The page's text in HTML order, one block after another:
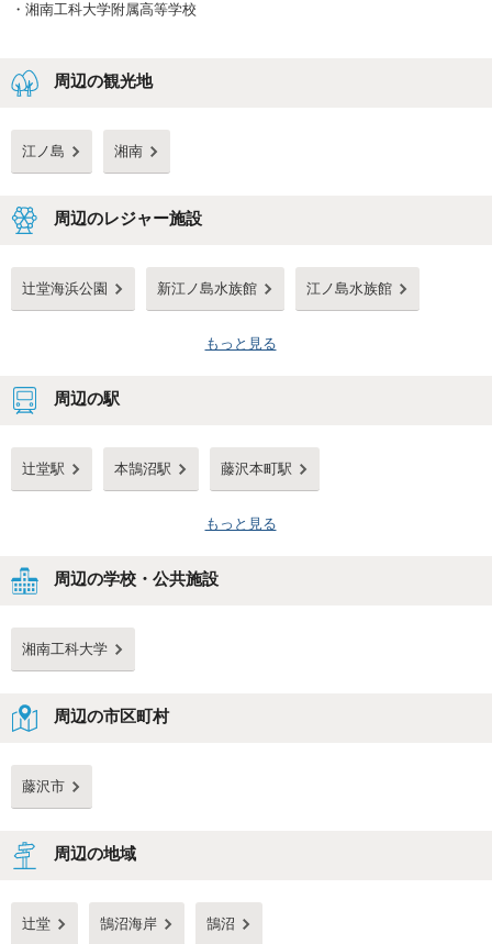
・ 湘南工科大学附属高等学校
周辺の観光地
江ノ島 湘南
周辺のレジャー施設
辻堂海浜公園 新江ノ島水族館 江ノ島水族館
もっと見る
周辺の駅
辻堂駅 本鵠沼駅 藤沢本町駅
もっと見る
周辺の学校・公共施設
湘南工科大学
周辺の市区町村
藤沢市
周辺の地域
辻堂 鵠沼海岸 鵠沼